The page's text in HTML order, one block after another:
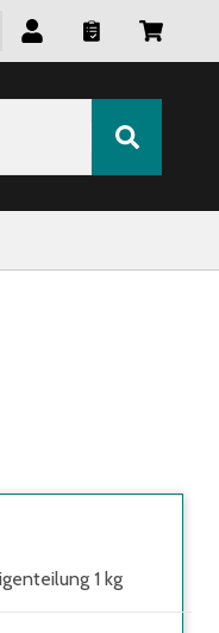
1 kg